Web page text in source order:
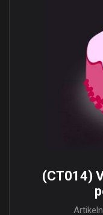
(CT014)